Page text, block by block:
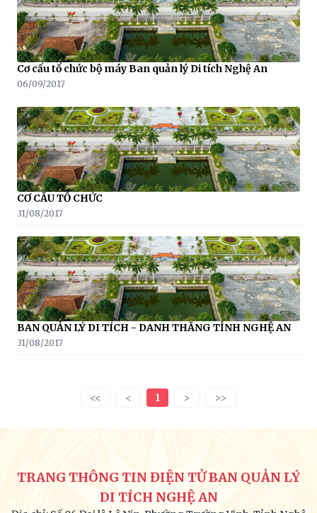
Cơ cấu tổ chức bộ máy Ban quản lý Di tích Nghệ An
06/09/2017
CƠ CẤU TỔ CHỨC
31/08/2017
BAN QUẢN LÝ DI TÍCH - DANH THẮNG TỈNH NGHỆ AN
31/08/2017
<< < 1 > >>
TRANG THÔNG TIN ĐIỆN TỬ BAN QUẢN LÝ
DI TÍCH NGHỆ AN